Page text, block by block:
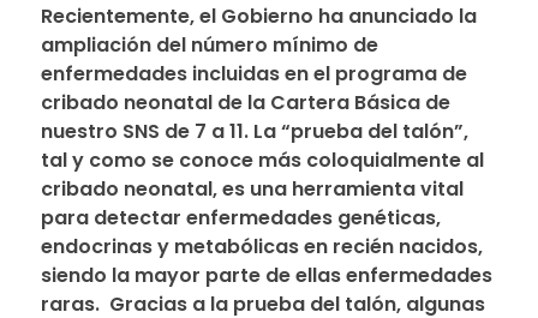
Recientemente, el Gobierno ha anunciado la
ampliación del número mínimo de
enfermedades incluidas en el programa de
cribado neonatal de la Cartera Básica de
nuestro SNS de 7 a 11. La “prueba del talón”,
tal y como se conoce más coloquialmente al
cribado neonatal, es una herramienta vital
para detectar enfermedades genéticas,
endocrinas y metabólicas en recién nacidos,
siendo la mayor parte de ellas enfermedades
raras.  Gracias a la prueba del talón, algunas